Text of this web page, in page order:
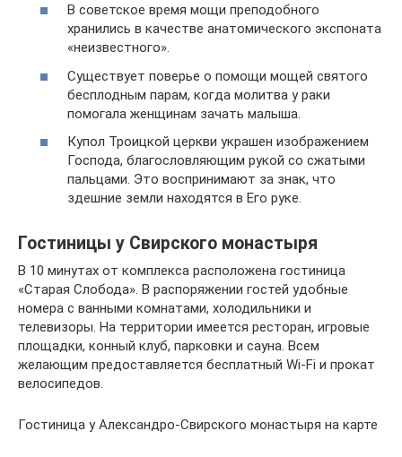
В советское время мощи преподобного
хранились в качестве анатомического экспоната
«неизвестного».
Существует поверье о помощи мощей святого
бесплодным парам, когда молитва у раки
помогала женщинам зачать малыша.
Купол Троицкой церкви украшен изображением
Господа, благословляющим рукой со сжатыми
пальцами. Это воспринимают за знак, что
здешние земли находятся в Его руке.
Гостиницы у Свирского монастыря
В 10 минутах от комплекса расположена гостиница
«Старая Слобода». В распоряжении гостей удобные
номера с ванными комнатами, холодильники и
телевизоры. На территории имеется ресторан, игровые
площадки, конный клуб, парковки и сауна. Всем
желающим предоставляется бесплатный Wi-Fi и прокат
велосипедов.
Гостиница у Александро-Свирского монастыря на карте